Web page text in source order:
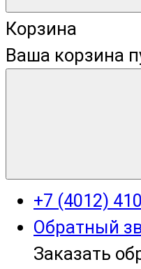
+7 (4012)
Обратный
Заказать
Корзина
Ваша корзина